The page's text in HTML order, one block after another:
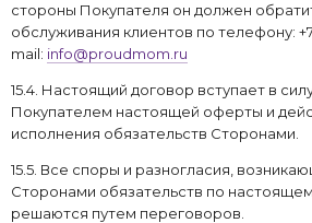
стороны Покупателя он должен
обслуживания клиентов по телефону:
mail: info@proudmom.ru
15.4. Настоящий договор вступает в
Покупателем настоящей оферты и
исполнения обязательств Сторонами.
15.5. Все споры и разногласия,
Сторонами обязательств по
решаются путем переговоров.